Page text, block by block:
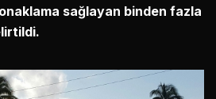
sağlayan binden fazla